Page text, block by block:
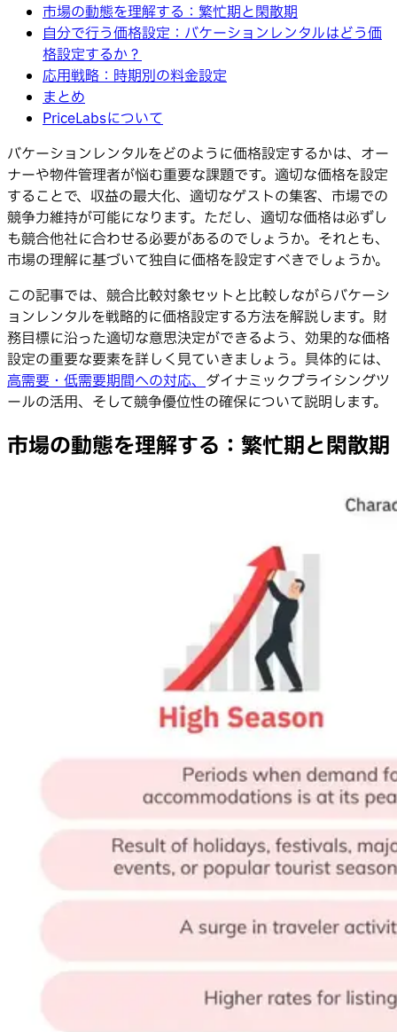
市場の動態を理解する：繁忙期と閑散期
自分で行う価格設定：バケーションレンタルはどう価
格設定するか？
応用戦略：時期別の料金設定
まとめ
PriceLabsについて
バケーションレンタルをどのように価格設定するかは、オー
ナーや物件管理者が悩む重要な課題です。適切な価格を設定
することで、収益の最大化、適切なゲストの集客、市場での
競争力維持が可能になります。ただし、適切な価格は必ずし
も競合他社に合わせる必要があるのでしょうか。それとも、
市場の理解に基づいて独自に価格を設定すべきでしょうか。
この記事では、競合比較対象セットと比較しながらバケーシ
ョンレンタルを戦略的に価格設定する方法を解説します。財
務目標に沿った適切な意思決定ができるよう、効果的な価格
設定の重要な要素を詳しく見ていきましょう。具体的には、
高需要・低需要期間への対応、ダイナミックプライシングツ
ールの活用、そして競争優位性の確保について説明します。
市場の動態を理解する：繁忙期と閑散期